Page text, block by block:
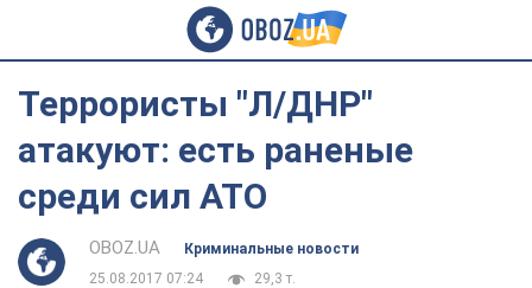
Террористы "Л/ДНР"
атакуют: есть раненые
среди сил АТО
OBOZ.UA
Криминальные новости
25.08.2017 07:24
29,3 т.